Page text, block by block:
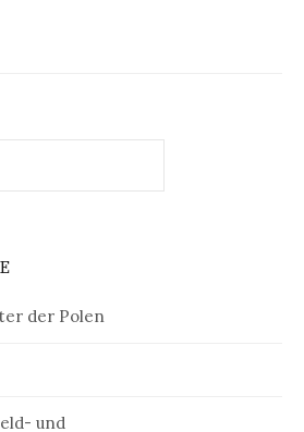
der Polen
und